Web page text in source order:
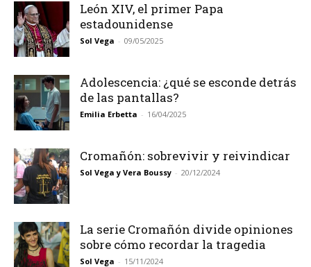
León XIV, el primer Papa
estadounidense
Sol Vega - 09/05/2025
Adolescencia: ¿qué se esconde detrás
de las pantallas?
Emilia Erbetta - 16/04/2025
Cromañón: sobrevivir y reivindicar
Sol Vega y Vera Boussy - 20/12/2024
La serie Cromañón divide opiniones
sobre cómo recordar la tragedia
Sol Vega - 15/11/2024